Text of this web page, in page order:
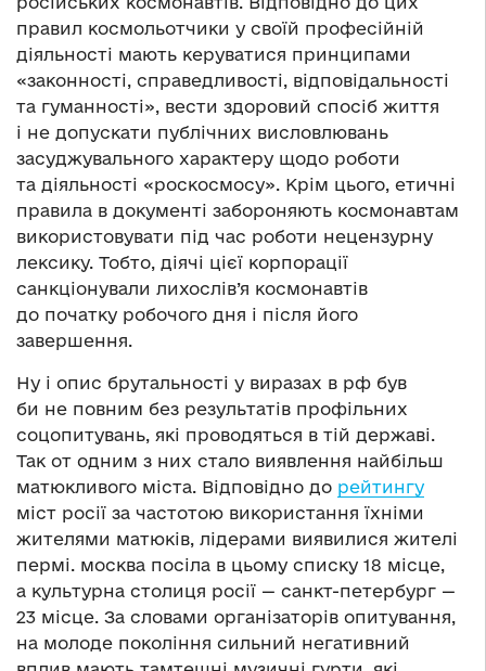
правил космольотчики у своїй професійній
діяльності мають керуватися принципами
«законності, справедливості, відповідальності
та гуманності», вести здоровий спосіб життя
і не допускати публічних висловлювань
засуджувального характеру щодо роботи
та діяльності «роскосмосу». Крім цього, етичні
правила в документі забороняють космонавтам
використовувати під час роботи нецензурну
лексику. Тобто, діячі цієї корпорації
санкціонували лихослів’я космонавтів
до початку робочого дня і після його
завершення.
Ну і опис брутальності у виразах в рф був
би не повним без результатів профільних
соцопитувань, які проводяться в тій державі.
Так от одним з них стало виявлення найбільш
матюкливого міста. Відповідно до рейтингу
міст росії за частотою використання їхніми
жителями матюків, лідерами виявилися жителі
пермі. москва посіла в цьому списку 18 місце,
а культурна столиця росії — санкт-петербург —
23 місце. За словами організаторів опитування,
на молоде покоління сильний негативний